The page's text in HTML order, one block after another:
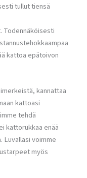
tullut tiensä
Todennäköisesti
kattoa epätoivon
kannattaa
kattoasi
tehdä
kattorukkaa enää
Luvallasi voimme
myös